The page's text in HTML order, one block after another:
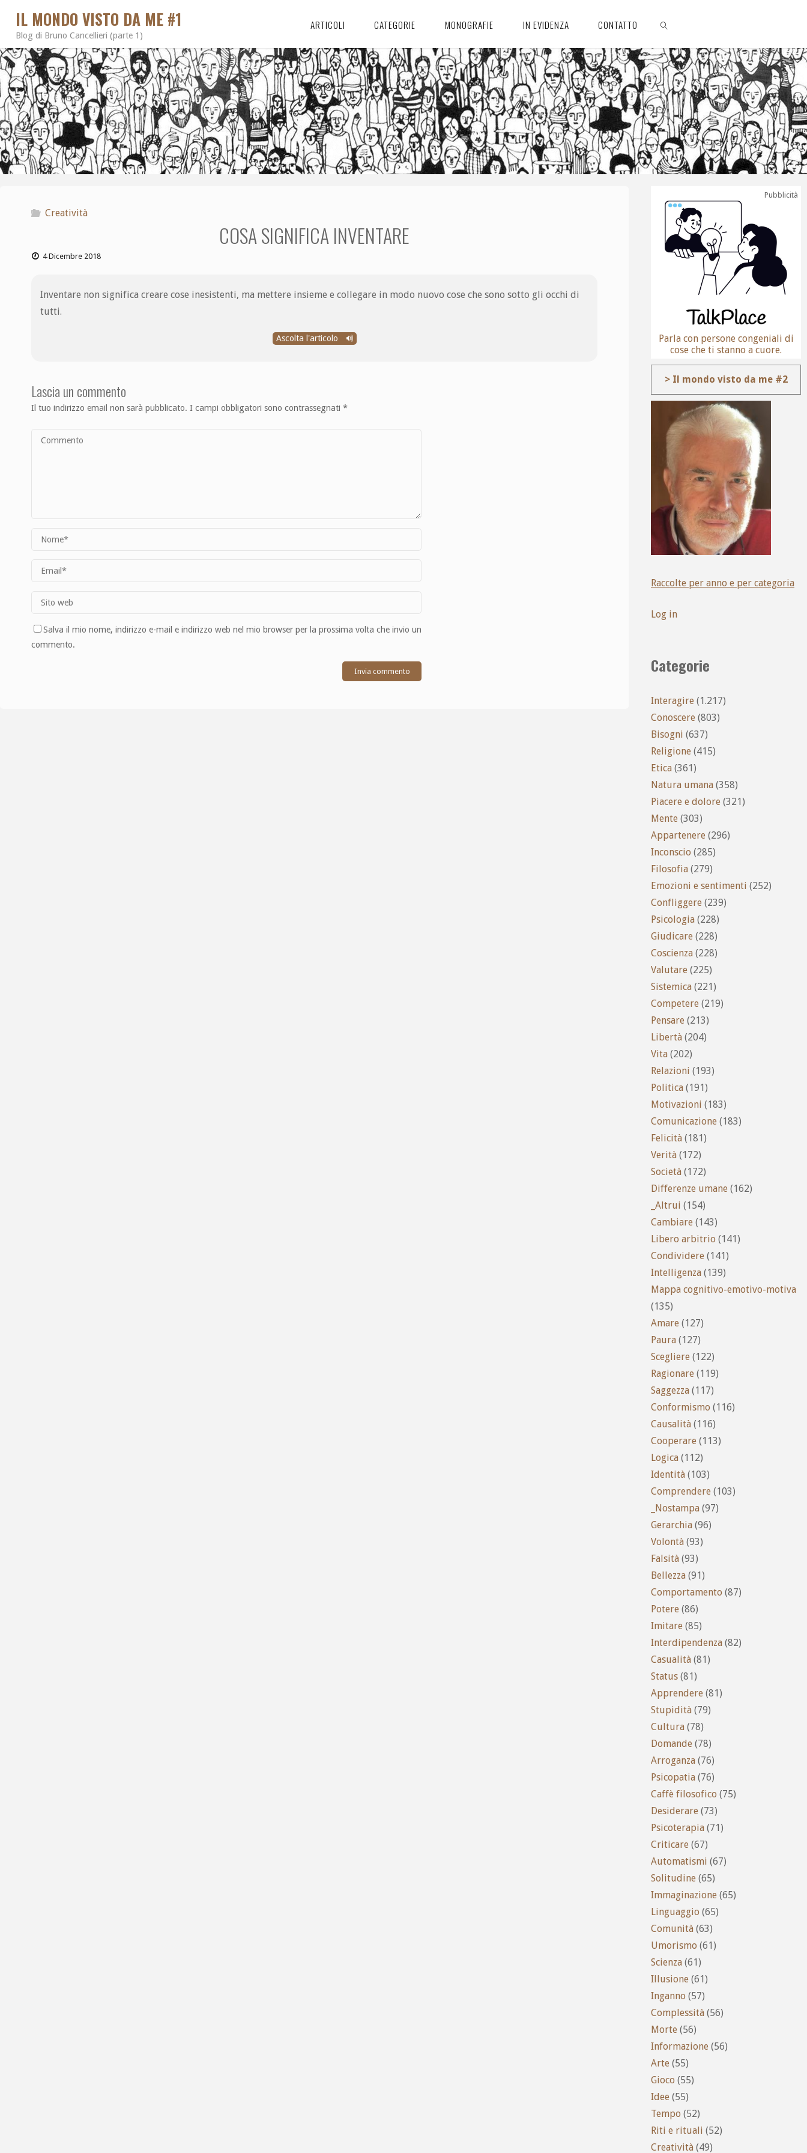
IL MONDO VISTO DA ME #1
Blog di Bruno Cancellieri (parte 1)
ARTICOLI CATEGORIE MONOGRAFIE IN EVIDENZA CONTATTO
CERCA
Creatività
COSA SIGNIFICA INVENTARE
4 Dicembre 2018
Inventare non significa creare cose inesistenti, ma mettere insieme e collegare in modo nuovo cose che sono sotto gli occhi di
tutti.
Ascolta l'articolo
Lascia un commento
Il tuo indirizzo email non sarà pubblicato. I campi obbligatori sono contrassegnati*
Salva il mio nome, indirizzo e-mail e indirizzo web nel mio browser per la prossima volta che invio un
commento.
Pubblicità
Parla con persone congeniali di
cose che ti stanno a cuore.
> Il mondo visto da me #2
Raccolte per anno e per categoria
Log in
Categorie
Interagire (1.217)
Conoscere (803)
Bisogni (637)
Religione (415)
Etica (361)
Natura umana (358)
Piacere e dolore (321)
Mente (303)
Appartenere (296)
Inconscio (285)
Filosofia (279)
Emozioni e sentimenti (252)
Confliggere (239)
Psicologia (228)
Giudicare (228)
Coscienza (228)
Valutare (225)
Sistemica (221)
Competere (219)
Pensare (213)
Libertà (204)
Vita (202)
Relazioni (193)
Politica (191)
Motivazioni (183)
Comunicazione (183)
Felicità (181)
Verità (172)
Società (172)
Differenze umane (162)
_Altrui (154)
Cambiare (143)
Libero arbitrio (141)
Condividere (141)
Intelligenza (139)
Mappa cognitivo-emotivo-motiva
(135)
Amare (127)
Paura (127)
Scegliere (122)
Ragionare (119)
Saggezza (117)
Conformismo (116)
Causalità (116)
Cooperare (113)
Logica (112)
Identità (103)
Comprendere (103)
_Nostampa (97)
Gerarchia (96)
Volontà (93)
Falsità (93)
Bellezza (91)
Comportamento (87)
Potere (86)
Imitare (85)
Interdipendenza (82)
Casualità (81)
Status (81)
Apprendere (81)
Stupidità (79)
Cultura (78)
Domande (78)
Arroganza (76)
Psicopatia (76)
Caffè filosofico (75)
Desiderare (73)
Psicoterapia (71)
Criticare (67)
Automatismi (67)
Solitudine (65)
Immaginazione (65)
Linguaggio (65)
Comunità (63)
Umorismo (61)
Scienza (61)
Illusione (61)
Inganno (57)
Complessità (56)
Morte (56)
Informazione (56)
Arte (55)
Gioco (55)
Idee (55)
Tempo (52)
Riti e rituali (52)
Creatività (49)